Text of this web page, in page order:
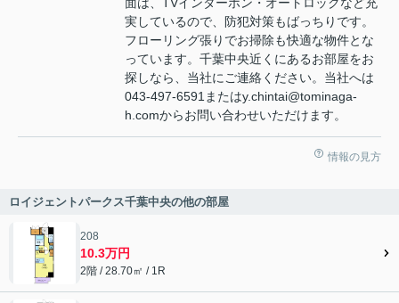
実しているので、防犯対策もばっちりです。
フローリング張りでお掃除も快適な物件とな
っています。千葉中央近くにあるお部屋をお
探しなら、当社にご連絡ください。当社へは
043-497-6591またはy.chintai@tominaga-
h.comからお問い合わせいただけます。
情報の見方
ロイジェントパークス千葉中央の他の部屋
208
10.3万円
2階 / 28.70㎡ / 1R